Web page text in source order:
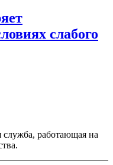
слабого
служба, работающая на